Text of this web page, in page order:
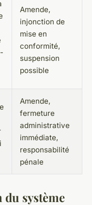
Amende,
injonction de
mise en
conformité,
suspension
possible
Amende,
fermeture
administrative
immédiate,
responsabilité
pénale
système